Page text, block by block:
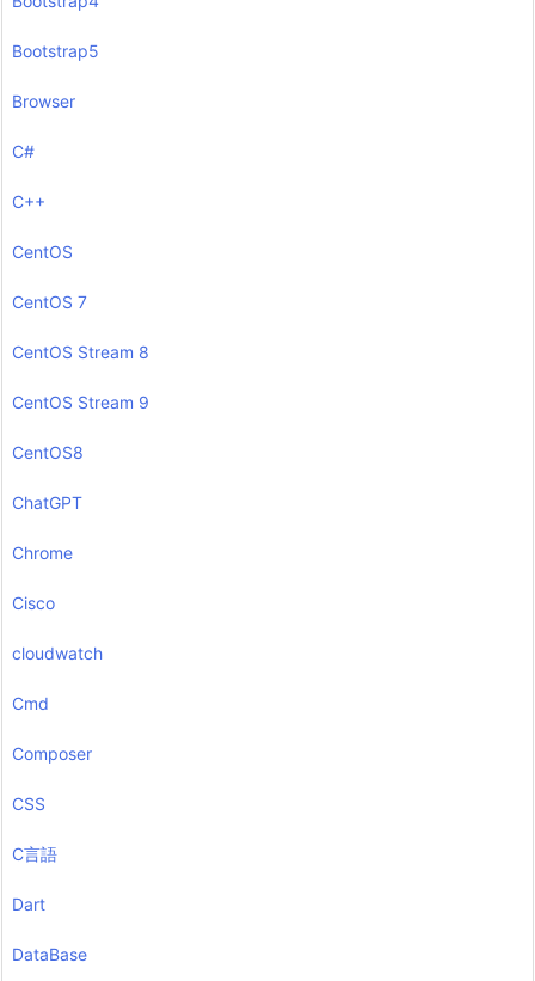
Bootstrap5
Browser
C#
C++
CentOS
CentOS 7
CentOS Stream 8
CentOS Stream 9
CentOS8
ChatGPT
Chrome
Cisco
cloudwatch
Cmd
Composer
CSS
C言語
Dart
DataBase